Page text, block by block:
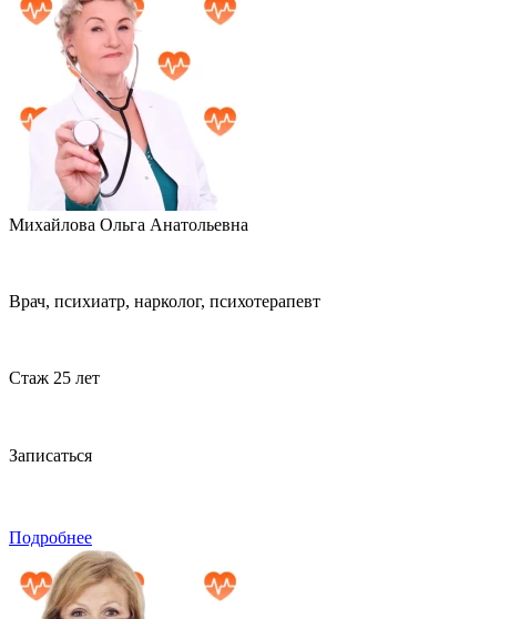
Михайлова Ольга Анатольевна
Врач, психиатр, нарколог, психотерапевт
Стаж 25 лет
Записаться
Подробнее